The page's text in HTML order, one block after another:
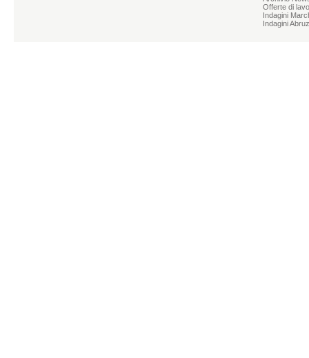
Offerte di
Indagini
Indagini